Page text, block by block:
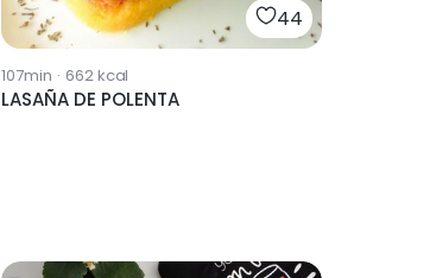
44
107min · 662kcal
LASAÑA DE POLENTA